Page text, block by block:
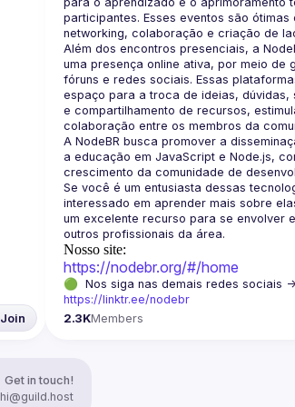
Join
participantes. Esses eventos são ótimas
Além dos encontros presenciais, a
uma presença online ativa, por meio de
fóruns e redes sociais. Essas
espaço para a troca de ideias, dúvidas,
e compartilhamento de recursos,
A NodeBR busca promover a
a educação em JavaScript e Node.js,
crescimento da comunidade de
Se você é um entusiasta dessas
interessado em aprender mais sobre
um excelente recurso para se envolver
Nosso site:
https://nodebr.org/#/home
https://linktr.ee/nodebr
2.3KMembers
Get in touch!
hi@guild.host